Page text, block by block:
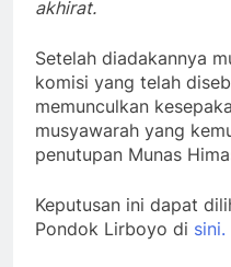
akhirat.
Setelah diadakannya
komisi yang telah
memunculkan
musyawarah yang
penutupan Munas
Keputusan ini dapat
Pondok Lirboyo di sini.